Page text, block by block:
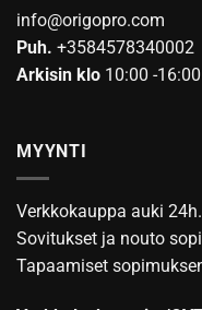
info@origopro.com
Puh. +3584578340002
Arkisin klo 10:00 -16:00
MYYNTI
Verkkokauppa auki 24h.
Sovitukset ja nouto
Tapaamiset